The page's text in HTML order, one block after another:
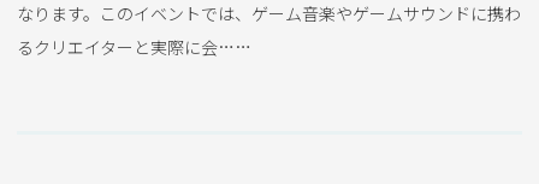
なります。このイベントでは、ゲーム音楽やゲームサウンドに携わ
るクリエイターと実際に会……